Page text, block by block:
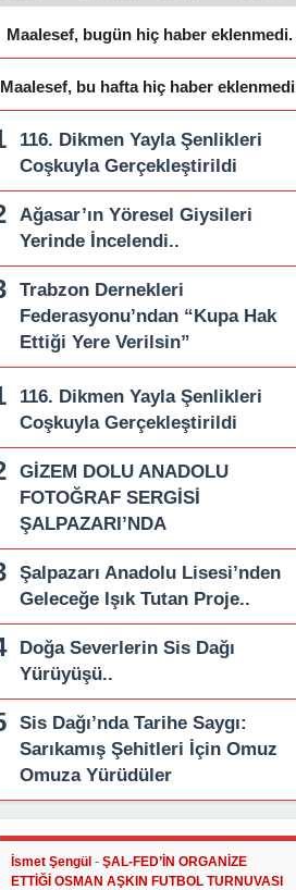
Maalesef, bugün hiç haber eklenmedi.
Maalesef, bu hafta hiç haber
116. Dikmen Yayla Şenlikleri
Coşkuyla Gerçekleştirildi
Ağasar’ın Yöresel Giysileri
Yerinde İncelendi..
Trabzon Dernekleri
Federasyonu’ndan “Kupa Hak
Ettiği Yere Verilsin”
116. Dikmen Yayla Şenlikleri
Coşkuyla Gerçekleştirildi
GİZEM DOLU ANADOLU
FOTOĞRAF SERGİSİ
ŞALPAZARI’NDA
Şalpazarı Anadolu Lisesi’nden
Geleceğe Işık Tutan Proje..
Doğa Severlerin Sis Dağı
Yürüyüşü..
Sis Dağı’nda Tarihe Saygı:
Sarıkamış Şehitleri İçin Omuz
Omuza Yürüdüler
İsmet Şengül - ŞAL-FED’İN ORGANİZE
ETTİĞİ OSMAN AŞKIN FUTBOL TURNUVASI